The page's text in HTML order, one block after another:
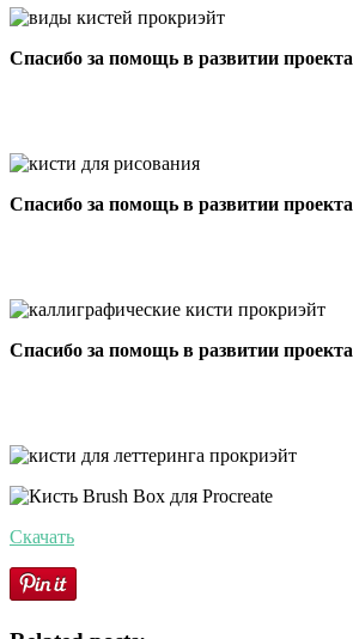
Спасибо за помощь в развитии проекта
Спасибо за помощь в развитии проекта
Спасибо за помощь в развитии проекта
Скачать